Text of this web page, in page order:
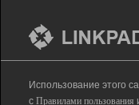
Использование этого
с Правилами пользования